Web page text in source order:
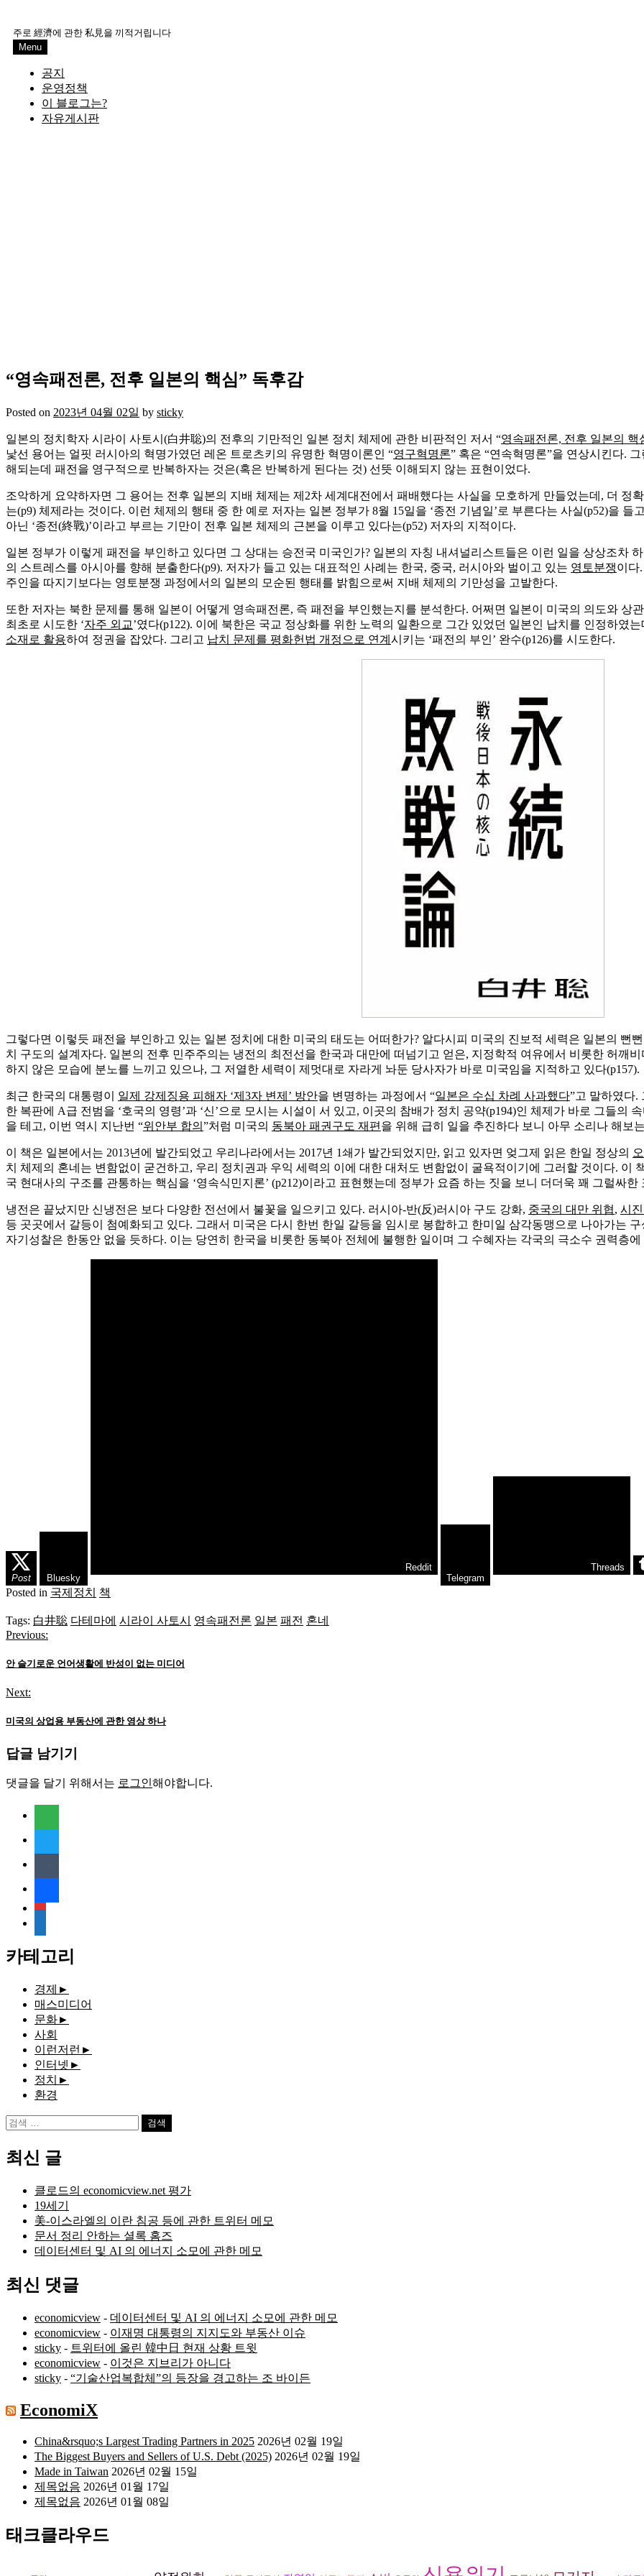
content
주로 經濟에 관한 私見을 끼적거립니다
Menu
공지
운영정책
이 블로그는?
자유게시판
“영속패전론, 전후 일본의 핵심” 독후감
Posted on 2023년 04월 02일 by sticky
일본의 정치학자 시라이 사토시(白井聡)의 전후의 기만적인 일본 정치 체제에 관한 비판적인 저서 “영속패전론, 전후 일본의
낯선 용어는 얼핏 러시아의 혁명가였던 레온 트로츠키의 유명한 혁명이론인 “영구혁명론” 혹은 “연속혁명론”을 연상시킨다.
해되는데 패전을 영구적으로 반복하자는 것은(혹은 반복하게 된다는 것) 선뜻 이해되지 않는 표현이었다.
조악하게 요약하자면 그 용어는 전후 일본의 지배 체제는 제2차 세계대전에서 패배했다는 사실을 모호하게 만들었는데, 더 정
는(p9) 체제라는 것이다. 이런 체제의 행태 중 한 예로 저자는 일본 정부가 8월 15일을 ‘종전 기념일’로 부른다는 사실(p52)을 들
아닌 ‘종전(終戰)’이라고 부르는 기만이 전후 일본 체제의 근본을 이루고 있다는(p52) 저자의 지적이다.
일본 정부가 이렇게 패전을 부인하고 있다면 그 상대는 승전국 미국인가? 일본의 자칭 내셔널리스트들은 이런 일을 상상조차
의 스트레스를 아시아를 향해 분출한다(p9). 저자가 들고 있는 대표적인 사례는 한국, 중국, 러시아와 벌이고 있는 영토분쟁이다
주인을 따지기보다는 영토분쟁 과정에서의 일본의 모순된 행태를 밝힘으로써 지배 체제의 기만성을 고발한다.
또한 저자는 북한 문제를 통해 일본이 어떻게 영속패전론, 즉 패전을 부인했는지를 분석한다. 어쩌면 일본이 미국의 의도와 상
최초로 시도한 ‘자주 외교’였다(p122). 이에 북한은 국교 정상화를 위한 노력의 일환으로 그간 있었던 일본인 납치를 인정하였
소재로 활용하여 정권을 잡았다. 그리고 납치 문제를 평화헌법 개정으로 연계 시키는 ‘패전의 부인’ 완수(p126)를 시도한다.
그렇다면 이렇듯 패전을 부인하고 있는 일본 정치에 대한 미국의 태도는 어떠한가? 알다시피 미국의 진보적 세력은 일본의 뻔
치 구도의 설계자다. 일본의 전후 민주주의는 냉전의 최전선을 한국과 대만에 떠넘기고 얻은, 지정학적 여유에서 비롯한 허깨
하지 않은 모습에 분노를 느끼고 있으나, 그 저열한 세력이 제멋대로 자라게 놔둔 당사자가 바로 미국임을 지적하고 있다(p157).
최근 한국의 대통령이 일제 강제징용 피해자 ‘제3자 변제’ 방안을 변명하는 과정에서 “일본은 수십 차례 사과했다”고 말하였다.
한 복판에 A급 전범을 ‘호국의 영령’과 ‘신’으로 모시는 시설이 서 있고, 이곳의 참배가 정치 공약(p194)인 체제가 바로 그들의
을 테고, 이번 역시 지난번 “위안부 합의 ”처럼 미국의 동북아 패권구도 재편 을 위해 급히 일을 추진하다 보니 아무 소리나 해보
이 책은 일본에서는 2013년에 발간되었고 우리나라에서는 2017년 1쇄가 발간되었지만, 읽고 있자면 엊그제 읽은 한일 정상의
치 체제의 혼네는 변함없이 굳건하고, 우리 정치권과 우익 세력의 이에 대한 대처도 변함없이 굴욕적이기에 그러할 것이다. 이
국 현대사의 구조를 관통하는 핵심을 ‘영속식민지론’ (p212)이라고 표현했는데 정부가 요즘 하는 짓을 보니 더더욱 꽤 그럴싸한
냉전은 끝났지만 신냉전은 보다 다양한 전선에서 불꽃을 일으키고 있다. 러시아-반(反)러시아 구도 강화, 중국의 대만 위협, 시
등 곳곳에서 갈등이 첨예화되고 있다. 그래서 미국은 다시 한번 한일 갈등을 임시로 봉합하고 한미일 삼각동맹으로 나아가는
자기성찰은 한동안 없을 듯하다. 이는 당연히 한국을 비롯한 동북아 전체에 불행한 일이며 그 수혜자는 각국의 극소수 권력층에
Post Bluesky
Reddit
Telegram
Threads
Posted in 국제정치 책
Tags: 白井聡 다테마에 시라이 사토시 영속패전론 일본 패전 혼네
글
탐
색
Previous:
안 슬기로운 언어생활에 반성이 없는 미디어
Next:
미국의 상업용 부동산에 관한 영상 하나
답글 남기기
댓글을 달기 위해서는 로그인해야합니다.
feedly
twitter
tumblr
facebook
rss
document
카테고리
경제 ►
매스미디어
문화►
사회
이런저런 ►
인터넷 ►
정치 ►
환경
검
최신 글
클로드의 economicview.net 평가
19세기
美-이스라엘의 이란 침공 등에 관한 트위터 메모
문서 정리 안하는 셜록 홈즈
데이터센터 및 AI 의 에너지 소모에 관한 메모
최신 댓글
economicview - 데이터센터 및 AI 의 에너지 소모에 관한 메모
economicview - 이재명 대통령의 지지도와 부동산 이슈
sticky - 트위터에 올린 韓中日 현재 상황 트윗
economicview - 이것은 지브리가 아니다
sticky - “기술산업복합체”의 등장을 경고하는 조 바이든
EconomiX
China&rsquo;s Largest Trading Partners in 2025 2026년 02월 19일
The Biggest Buyers and Sellers of U.S. Debt (2025) 2026년 02월 19일
Made in Taiwan 2026년 02월 15일
제목없음 2026년 01월 17일
제목없음 2026년 01월 08일
태크클라우드